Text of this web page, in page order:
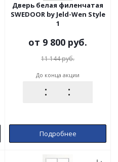
Дверь белая филенчатая
SWEDOOR by Jeld-Wen Style
1
от 9 800 руб.
11 144 руб.
До конца акции
Подробнее